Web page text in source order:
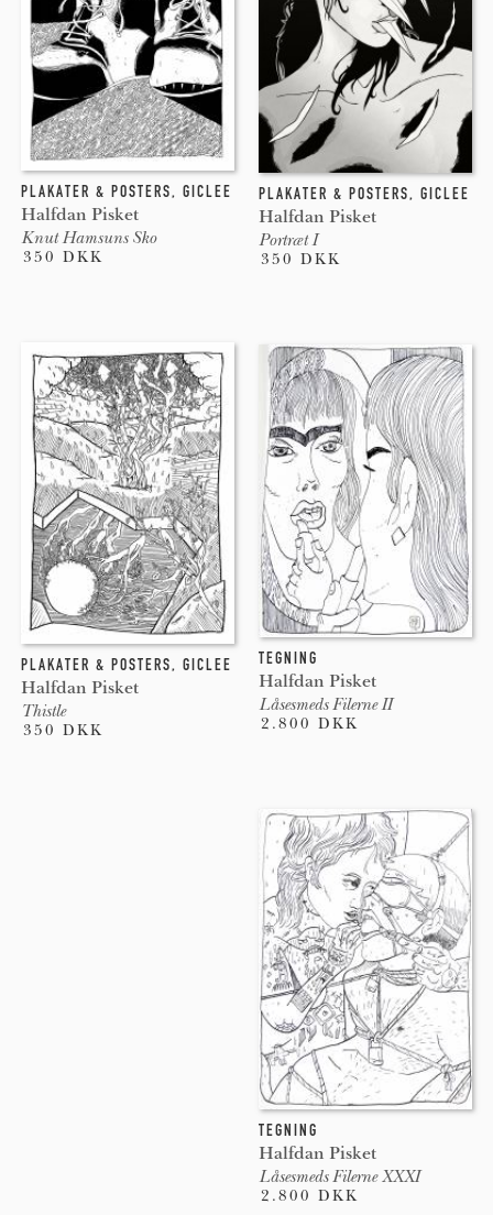
PLAKATER & POSTERS, GICLEE
Halfdan Pisket
Knut Hamsuns Sko
350 DKK
PLAKATER & POSTERS, GICLEE
Halfdan Pisket
Portræt I
350 DKK
PLAKATER & POSTERS, GICLEE
Halfdan Pisket
Thistle
350 DKK
TEGNING
Halfdan Pisket
Låsesmeds Filerne II
2.800 DKK
TEGNING
Halfdan Pisket
Låsesmeds Filerne XXXI
2.800 DKK